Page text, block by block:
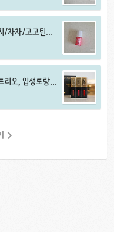
/차차/고고틴트
리오, 입생로랑